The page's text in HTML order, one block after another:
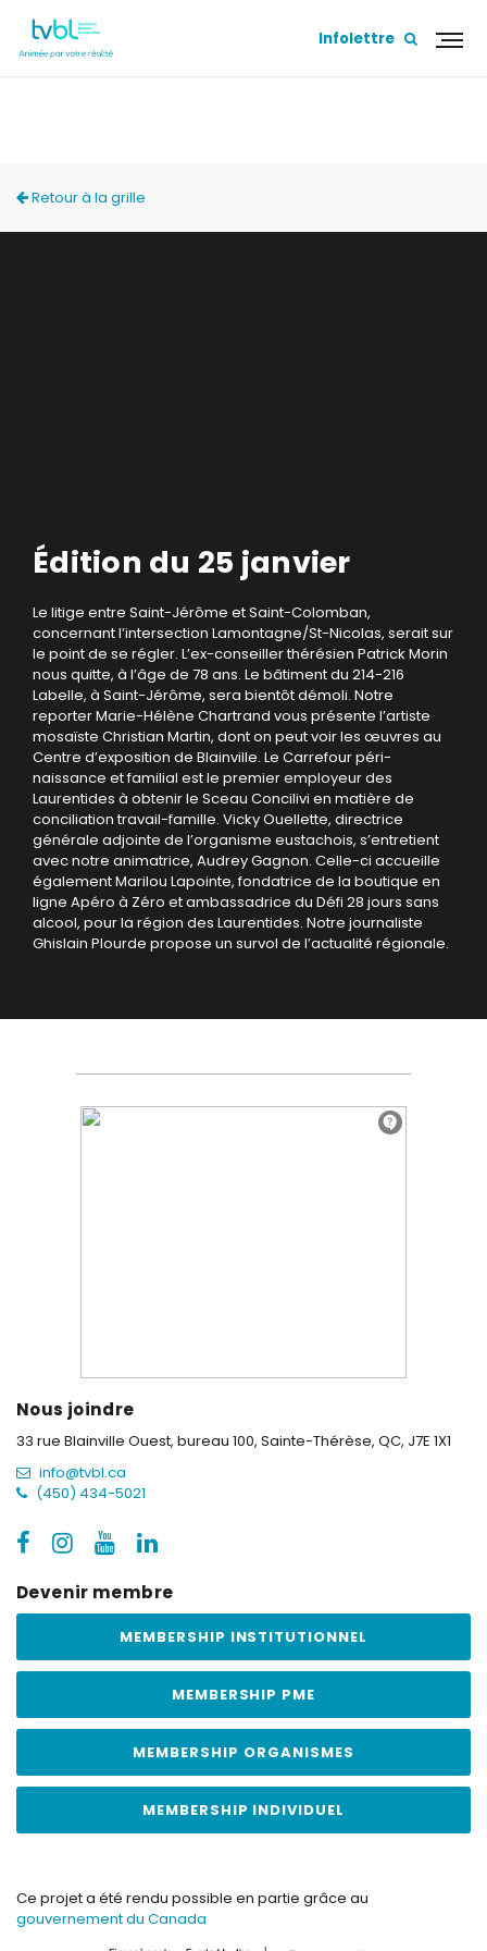
Infolettre
Retour à la grille
Édition du 25 janvier
Le litige entre Saint-Jérôme et Saint-Colomban,
concernant l’intersection Lamontagne/St-Nicolas, serait sur
le point de se régler. L’ex-conseiller thérésien Patrick Morin
nous quitte, à l’âge de 78 ans. Le bâtiment du 214-216
Labelle, à Saint-Jérôme, sera bientôt démoli. Notre
reporter Marie-Hélène Chartrand vous présente l’artiste
mosaïste Christian Martin, dont on peut voir les œuvres au
Centre d’exposition de Blainville. Le Carrefour péri-
naissance et familial est le premier employeur des
Laurentides à obtenir le Sceau Concilivi en matière de
conciliation travail-famille. Vicky Ouellette, directrice
générale adjointe de l’organisme eustachois, s’entretient
avec notre animatrice, Audrey Gagnon. Celle-ci accueille
également Marilou Lapointe, fondatrice de la boutique en
ligne Apéro à Zéro et ambassadrice du Défi 28 jours sans
alcool, pour la région des Laurentides. Notre journaliste
Ghislain Plourde propose un survol de l’actualité régionale.
Nous joindre
33 rue Blainville Ouest, bureau 100, Sainte-Thérèse, QC, J7E 1X1
info@tvbl.ca
(450) 434-5021
Devenir membre
MEMBERSHIP INSTITUTIONNEL
MEMBERSHIP PME
MEMBERSHIP ORGANISMES
MEMBERSHIP INDIVIDUEL
Ce projet a été rendu possible en partie grâce au
gouvernement du Canada